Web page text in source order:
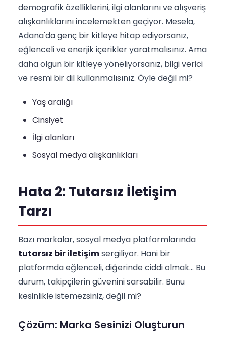
demografik özelliklerini, ilgi alanlarını ve alışveriş
alışkanlıklarını incelemekten geçiyor. Mesela,
Adana'da genç bir kitleye hitap ediyorsanız,
eğlenceli ve enerjik içerikler yaratmalısınız. Ama
daha olgun bir kitleye yöneliyorsanız, bilgi verici
ve resmi bir dil kullanmalısınız. Öyle değil mi?
Yaş aralığı
Cinsiyet
İlgi alanları
Sosyal medya alışkanlıkları
Hata 2: Tutarsız İletişim
Tarzı
Bazı markalar, sosyal medya platformlarında
tutarsız bir iletişimsergiliyor. Hani bir
platformda eğlenceli, diğerinde ciddi olmak... Bu
durum, takipçilerin güvenini sarsabilir. Bunu
kesinlikle istemezsiniz, değil mi?
Çözüm: Marka Sesinizi Oluşturun